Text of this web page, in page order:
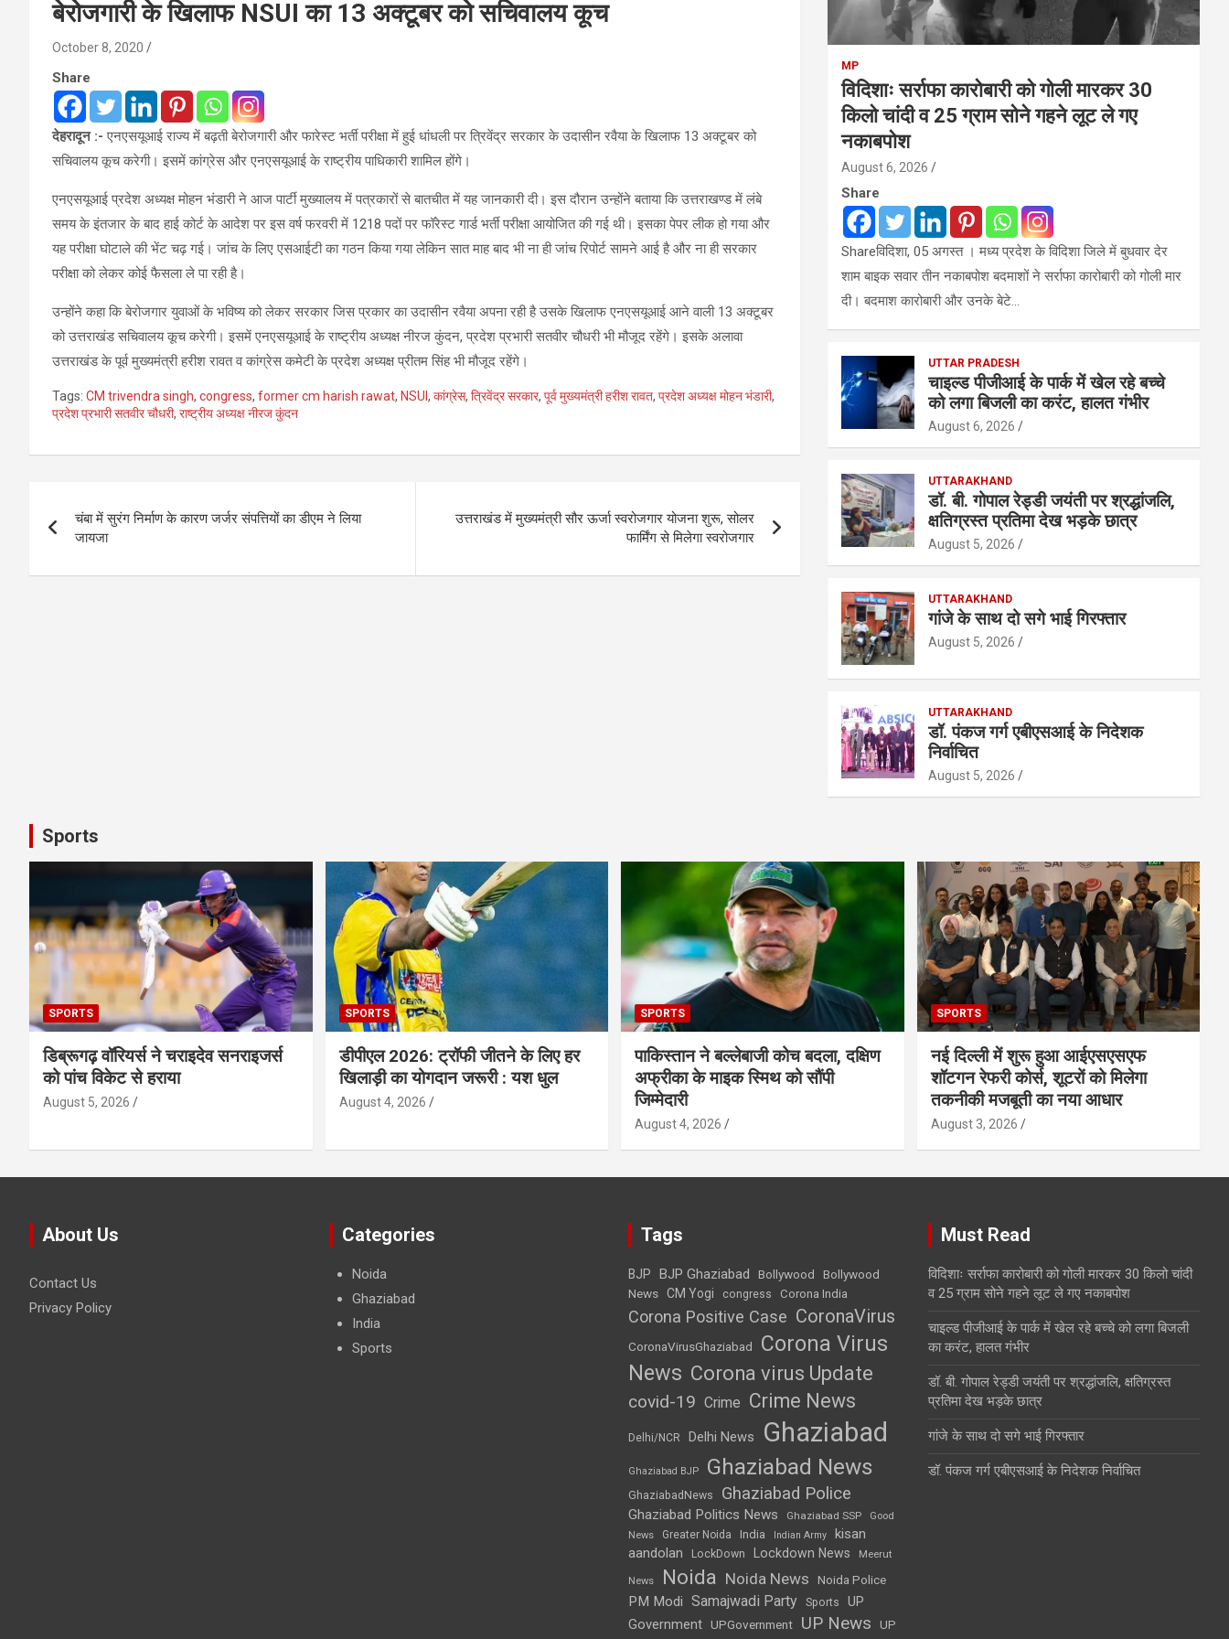
बेरोजगारी के खिलाफ NSUI का 13 अक्टूबर को सचिवालय कूच
October 8, 2020
Share
देहरादून :- एनएसयूआई राज्य में बढ़ती बेरोजगारी और फारेस्ट भर्ती परीक्षा में हुई धांधली पर त्रिवेंद्र सरकार के उदासीन रवैया के खिलाफ 13 अक्टूबर को
सचिवालय कूच करेगी। इसमें कांग्रेस और एनएसयूआई के राष्ट्रीय पाधिकारी शामिल होंगे।
एनएसयूआई प्रदेश अध्यक्ष मोहन भंडारी ने आज पार्टी मुख्यालय में पत्रकारों से बातचीत में यह जानकारी दी। इस दौरान उन्होंने बताया कि उत्तराखण्ड में लंबे
समय के इंतजार के बाद हाई कोर्ट के आदेश पर इस वर्ष फरवरी में 1218 पदों पर फॉरेस्ट गार्ड भर्ती परीक्षा आयोजित की गई थी। इसका पेपर लीक हो गया और
यह परीक्षा घोटाले की भेंट चढ़ गई। जांच के लिए एसआईटी का गठन किया गया लेकिन सात माह बाद भी ना ही जांच रिपोर्ट सामने आई है और ना ही सरकार
परीक्षा को लेकर कोई फैसला ले पा रही है।
उन्होंने कहा कि बेरोजगार युवाओं के भविष्य को लेकर सरकार जिस प्रकार का उदासीन रवैया अपना रही है उसके खिलाफ एनएसयूआई आने वाली 13 अक्टूबर
को उत्तराखंड सचिवालय कूच करेगी। इसमें एनएसयूआई के राष्ट्रीय अध्यक्ष नीरज कुंदन, प्रदेश प्रभारी सतवीर चौधरी भी मौजूद रहेंगे। इसके अलावा
उत्तराखंड के पूर्व मुख्यमंत्री हरीश रावत व कांग्रेस कमेटी के प्रदेश अध्यक्ष प्रीतम सिंह भी मौजूद रहेंगे।
Tags: CM trivendra singh, congress, former cm harish rawat, NSUI , कांग्रेस, त्रिवेंद्र सरकार, पूर्व मुख्यमंत्री हरीश रावत, प्रदेश अध्यक्ष मोहन भंडारी,
प्रदेश प्रभारी सतवीर चौधरी, राष्ट्रीय अध्यक्ष नीरज कुंदन
navigation
चंबा में सुरंग निर्माण के कारण जर्जर संपत्तियों का डीएम ने लिया
जायजा
उत्तराखंड में मुख्यमंत्री सौर ऊर्जा स्वरोजगार योजना शुरू, सोलर
फार्मिंग से मिलेगा स्वरोजगार
MP
विदिशाः सर्राफा कारोबारी को गोली मारकर 30
किलो चांदी व 25 ग्राम सोने गहने लूट ले गए
नकाबपोश
August 6, 2026
Share
Shareविदिशा, 05 अगस्त । मध्य प्रदेश के विदिशा जिले में बुधवार देर
शाम बाइक सवार तीन नकाबपोश बदमाशों ने सर्राफा कारोबारी को गोली मार
दी। बदमाश कारोबारी और उनके बेटे…
UTTAR PRADESH
चाइल्ड पीजीआई के पार्क में खेल रहे बच्चे
को लगा बिजली का करंट, हालत गंभीर
August 6, 2026
UTTARAKHAND
डॉ. बी. गोपाल रेड्डी जयंती पर श्रद्धांजलि,
क्षतिग्रस्त प्रतिमा देख भड़के छात्र
August 5, 2026
UTTARAKHAND
गांजे के साथ दो सगे भाई गिरफ्तार
August 5, 2026
UTTARAKHAND
डॉ. पंकज गर्ग एबीएसआई के निदेशक
निर्वाचित
August 5, 2026
Sports
SPORTS
डिब्रूगढ़ वॉरियर्स ने चराइदेव सनराइजर्स
को पांच विकेट से हराया
August 5, 2026
SPORTS
डीपीएल 2026: ट्रॉफी जीतने के लिए हर
खिलाड़ी का योगदान जरूरी : यश धुल
August 4, 2026
SPORTS
पाकिस्तान ने बल्लेबाजी कोच बदला, दक्षिण
अफ्रीका के माइक स्मिथ को सौंपी
जिम्मेदारी
August 4, 2026
SPORTS
नई दिल्ली में शुरू हुआ आईएसएसएफ
शॉटगन रेफरी कोर्स, शूटरों को मिलेगा
तकनीकी मजबूती का नया आधार
August 3, 2026
About Us
Contact Us
Privacy Policy
Categories
Noida
Ghaziabad
India
Sports
Tags
BJP BJP Ghaziabad Bollywood
Bollywood
News CM Yogi congress Corona India
Corona Positive Case CoronaVirus
CoronaVirusGhaziabad
Corona Virus
News Corona virus Update
covid-19 Crime Crime News
Delhi/NCR Delhi News Ghaziabad
Ghaziabad BJP Ghaziabad News
GhaziabadNews Ghaziabad Police
Ghaziabad Politics News Ghaziabad SSP
Good
News
Greater Noida India Indian Army
kisan
aandolan
LockDown Lockdown News Meerut
News Noida Noida News Noida Police
PM Modi Samajwadi Party Sports
UP
Government UPGovernment UP News
UP
Must Read
विदिशाः सर्राफा कारोबारी को गोली मारकर 30 किलो चांदी
व 25 ग्राम सोने गहने लूट ले गए नकाबपोश
चाइल्ड पीजीआई के पार्क में खेल रहे बच्चे को लगा बिजली
का करंट, हालत गंभीर
डॉ. बी. गोपाल रेड्डी जयंती पर श्रद्धांजलि, क्षतिग्रस्त
प्रतिमा देख भड़के छात्र
गांजे के साथ दो सगे भाई गिरफ्तार
डॉ. पंकज गर्ग एबीएसआई के निदेशक निर्वाचित